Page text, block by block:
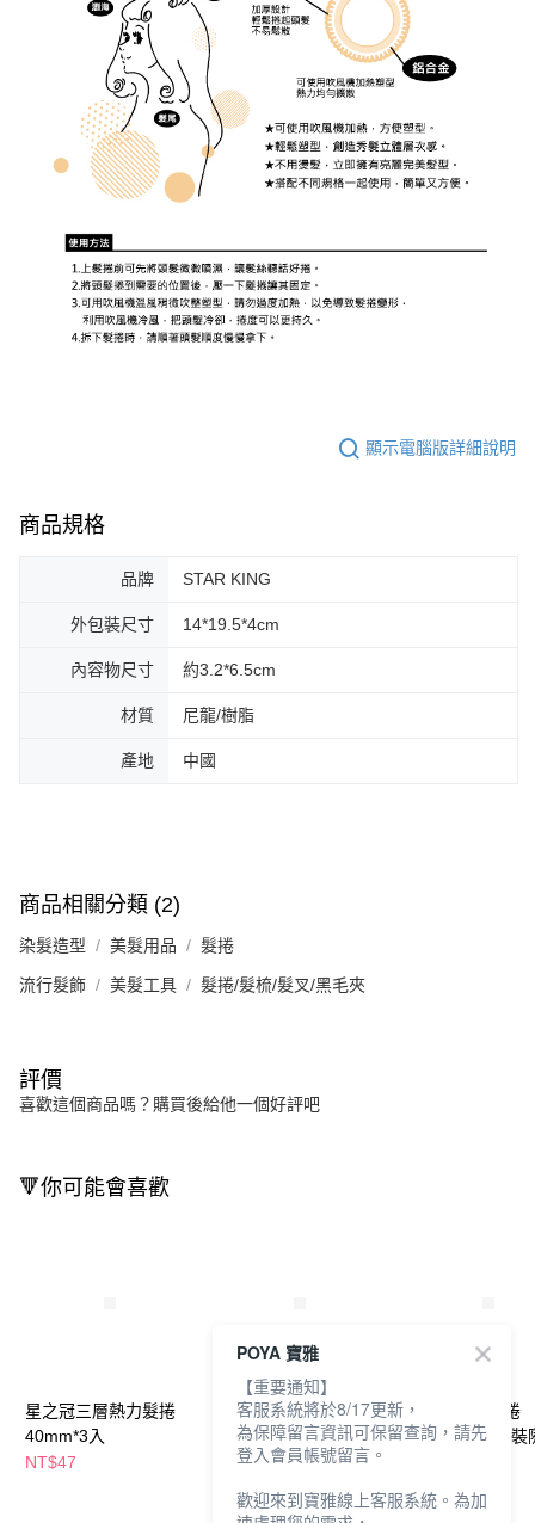
顯示電腦版詳細說明
商品規格
品牌 STAR KING
外包裝尺寸 14*19.5*4cm
內容物尺寸 約3.2*6.5cm
材質 尼龍/樹脂
產地 中國
商品相關分類 (2)
染髮造型 美髮用品 髮捲
流行髮飾 美髮工具 髮捲/髮梳/髮叉/黑毛夾
評價
喜歡這個商品嗎？購買後給他一個好評吧
🔻你可能會喜歡
星之冠三層熱力髮捲
40mm*3入
NT$47
樂品三層魔髮捲
20mm*5入
NT$49
樂品三層魔髮捲
32mm*3入 (包裝
POYA 寶雅
【重要通知】
客服系統將於8/17更新，
為保障留言資訊可保留查詢，請先
登入會員帳號留言。
歡迎來到寶雅線上客服系統。為加